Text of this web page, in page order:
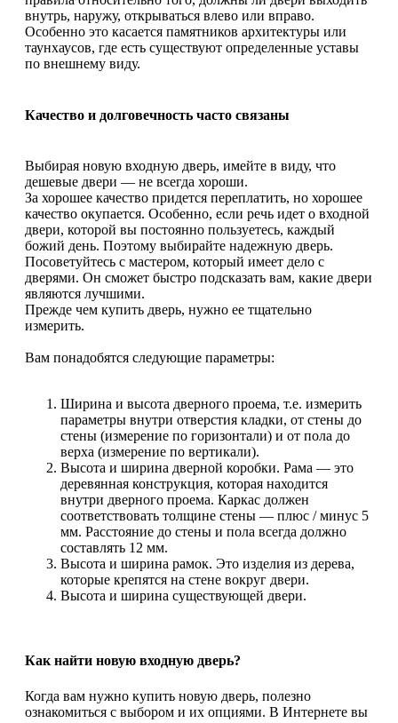
внутрь, наружу, открываться влево или вправо.
Особенно это касается памятников архитектуры или
таунхаусов, где есть существуют определенные уставы
по внешнему виду.
Качество и долговечность часто связаны
Выбирая новую входную дверь, имейте в виду, что
дешевые двери — не всегда хороши.
За хорошее качество придется переплатить, но хорошее
качество окупается. Особенно, если речь идет о входной
двери, которой вы постоянно пользуетесь, каждый
божий день. Поэтому выбирайте надежную дверь.
Посоветуйтесь с мастером, который имеет дело с
дверями. Он сможет быстро подсказать вам, какие двери
являются лучшими.
Прежде чем купить дверь, нужно ее тщательно
измерить.
Вам понадобятся следующие параметры:
Ширина и высота дверного проема, т.е. измерить
параметры внутри отверстия кладки, от стены до
стены (измерение по горизонтали) и от пола до
верха (измерение по вертикали).
Высота и ширина дверной коробки. Рама — это
деревянная конструкция, которая находится
внутри дверного проема. Каркас должен
соответствовать толщине стены — плюс / минус 5
мм. Расстояние до стены и пола всегда должно
составлять 12 мм.
Высота и ширина рамок. Это изделия из дерева,
которые крепятся на стене вокруг двери.
Высота и ширина существующей двери.
Как найти новую входную дверь?
Когда вам нужно купить новую дверь, полезно
ознакомиться с выбором и их опциями. В Интернете вы